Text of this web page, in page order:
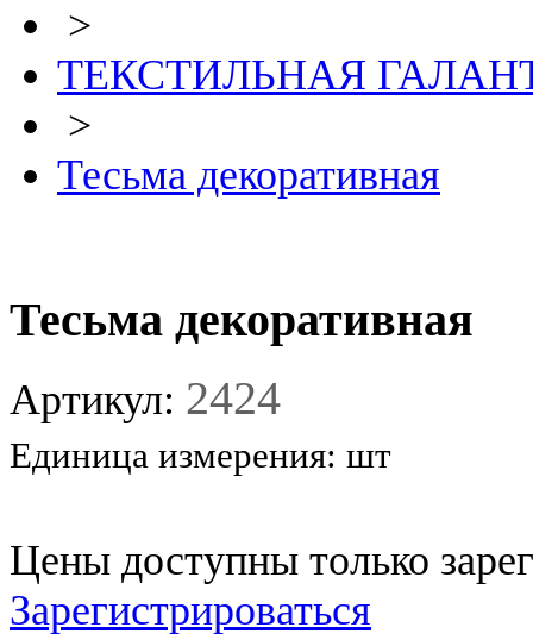
>
ТЕКСТИЛЬНАЯ
>
Тесьма декоративная
Тесьма декоративная
Артикул: 2424
Единица измерения: шт
Цены доступны только
Зарегистрироваться